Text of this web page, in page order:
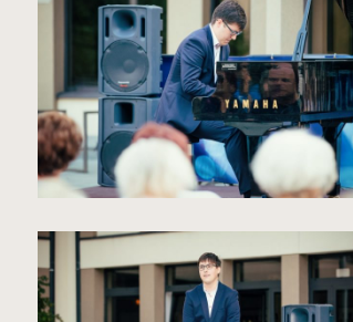
rozmiarów
oryginalnych
spowoduje
powiększenie
zdjęcia
do
rozmiarów